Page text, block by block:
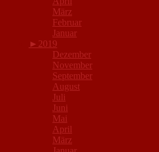
März
Februar
Januar
► 2019
Dezember
November
September
August
Juli
Juni
Mai
April
März